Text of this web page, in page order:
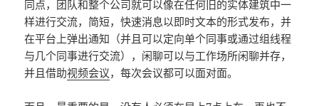
同点，团队和整个公司就可以像在任何旧的实体建筑中一
样进行交流，简短，快速消息以即时文本的形式发布，并
在平台上弹出通知（并且可以定向单个同事或通过组线程
与几个同事进行交流），闲聊可以与工作场所闲聊并存，
并且借助视频会议，每次会议都可以面对面。